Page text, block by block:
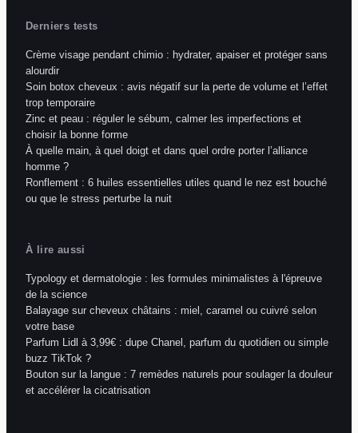
Derniers tests
Crème visage pendant chimio : hydrater, apaiser et protéger sans
alourdir
Soin botox cheveux : avis négatif sur la perte de volume et l’effet
trop temporaire
Zinc et peau : réguler le sébum, calmer les imperfections et
choisir la bonne forme
À quelle main, à quel doigt et dans quel ordre porter l’alliance
homme ?
Ronflement : 6 huiles essentielles utiles quand le nez est bouché
ou que le stress perturbe la nuit
À lire aussi
Typology et dermatologie : les formules minimalistes à l'épreuve
de la science
Balayage sur cheveux châtains : miel, caramel ou cuivré selon
votre base
Parfum Lidl à 3,99€ : dupe Chanel, parfum du quotidien ou simple
buzz TikTok ?
Bouton sur la langue : 7 remèdes naturels pour soulager la douleur
et accélérer la cicatrisation